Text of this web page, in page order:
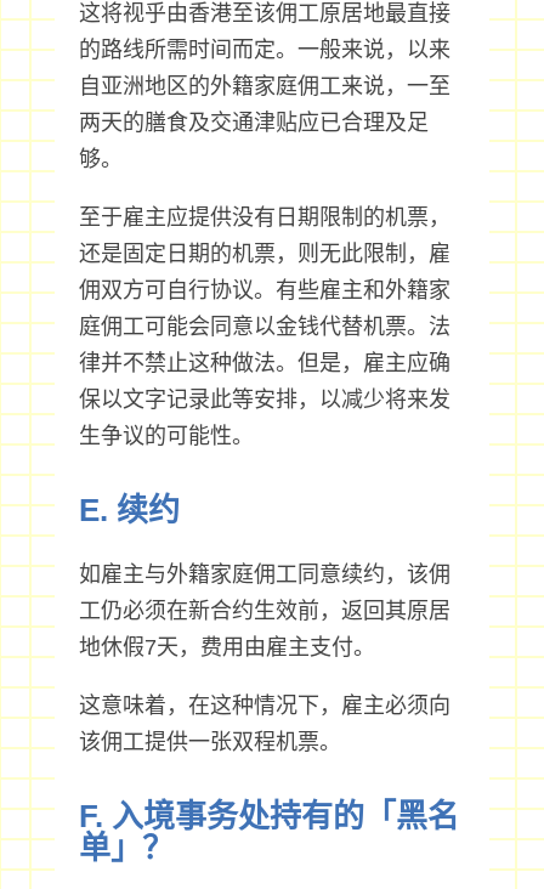
这将视乎由香港至该佣工原居地最直接
的路线所需时间而定。一般来说，以来
自亚洲地区的外籍家庭佣工来说，一至
两天的膳食及交通津贴应已合理及足
够。
至于雇主应提供没有日期限制的机票，
还是固定日期的机票，则无此限制，雇
佣双方可自行协议。有些雇主和外籍家
庭佣工可能会同意以金钱代替机票。法
律并不禁止这种做法。但是，雇主应确
保以文字记录此等安排，以减少将来发
生争议的可能性。
E. 续约
如雇主与外籍家庭佣工同意续约，该佣
工仍必须在新合约生效前，返回其原居
地休假7天，费用由雇主支付。
这意味着，在这种情况下，雇主必须向
该佣工提供一张双程机票。
F. 入境事务处持有的「黑名
单」？